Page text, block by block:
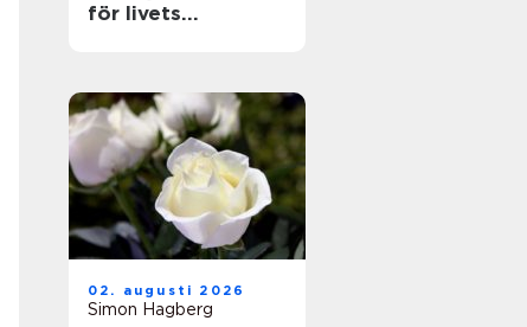
för livets
02. augusti 2026
Simon Hagberg